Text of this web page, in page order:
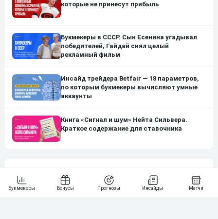
которые не принесут прибыль
Букмекеры в СССР. Сын Есенина угадывал
победителей, Гайдай снял целый
рекламный фильм
Инсайд трейдера Betfair — 18 параметров,
по которым букмекеры вычисляют умные
аккаунты
Книга «Сигнал и шум» Нейта Сильвера.
Краткое содержание для ставочника